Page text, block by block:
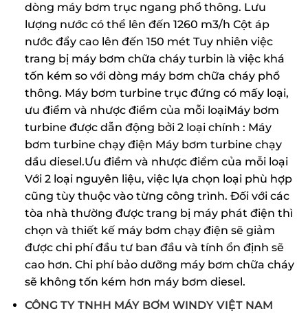
dòng máy bơm trục ngang phổ thông. Lưu
lượng nước có thể lên đến 1260 m3/h Cột áp
nước đẩy cao lên đến 150 mét Tuy nhiên việc
trang bị máy bơm chữa cháy turbin là việc khá
tốn kém so với dòng máy bơm chữa cháy phổ
thông. Máy bơm turbine trục đứng có mấy loại,
ưu điểm và nhược điểm của mỗi loạiMáy bơm
turbine được dẫn động bởi 2 loại chính : Máy
bơm turbine chạy điện Máy bơm turbine chạy
dầu diesel.Ưu điềm và nhược điểm của mỗi loại
Với 2 loại nguyên liệu, việc lựa chọn loại phù hợp
cũng tùy thuộc vào từng công trình. Đối với các
tòa nhà thường được trang bị máy phát điện thì
chọn và thiết kế máy bơm chạy điện sẽ giảm
được chi phí đầu tư ban đầu và tính ổn định sẽ
cao hơn. Chi phí bảo dưỡng máy bơm chữa cháy
sẽ không tốn kém hơn máy bơm diesel.
CÔNG TY TNHH MÁY BƠM WINDY VIỆT NAM